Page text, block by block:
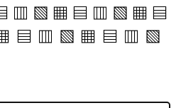
▥ ▧ ▦ ▤ ▥ ▧ ▦ ▤
▤ ▥ ▧ ▦ ▤ ▥ ▧